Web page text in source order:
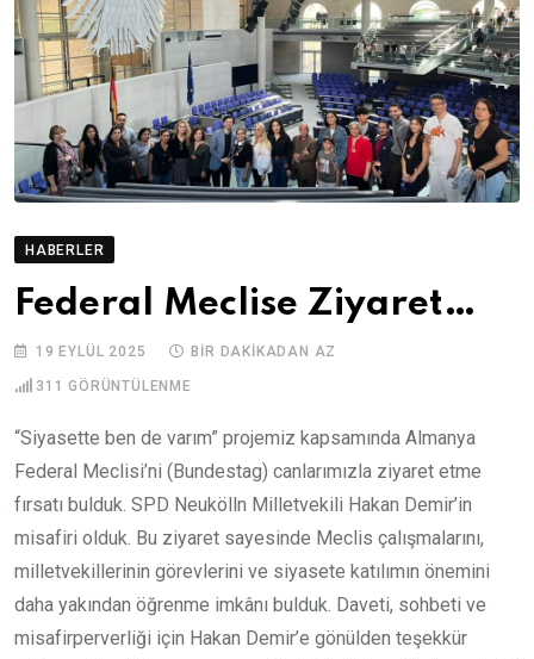
HABERLER
Federal Meclise Ziyaret…
19 EYLÜL 2025 BIR DAKIKADAN AZ
311 GÖRÜNTÜLENME
“Siyasette ben de varım” projemiz kapsamında Almanya
Federal Meclisi’ni (Bundestag) canlarımızla ziyaret etme
fırsatı bulduk. SPD Neukölln Milletvekili Hakan Demir’in
misafiri olduk. Bu ziyaret sayesinde Meclis çalışmalarını,
milletvekillerinin görevlerini ve siyasete katılımın önemini
daha yakından öğrenme imkânı bulduk. Daveti, sohbeti ve
misafirperverliği için Hakan Demir’e gönülden teşekkür